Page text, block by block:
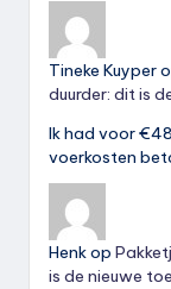
Tineke Kuyper
duurder: dit is
Ik had voor
voerkosten
Henkop
is de nieuwe